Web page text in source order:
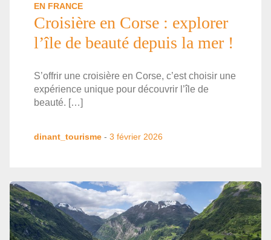
EN FRANCE
Croisière en Corse : explorer
l’île de beauté depuis la mer !
S’offrir une croisière en Corse, c’est choisir une
expérience unique pour découvrir l’île de
beauté. […]
dinant_tourisme - 3 février 2026